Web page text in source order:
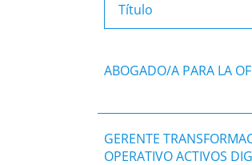
ABOGADO/A PARA LA
GERENTE
OPERATIVO ACTIVOS